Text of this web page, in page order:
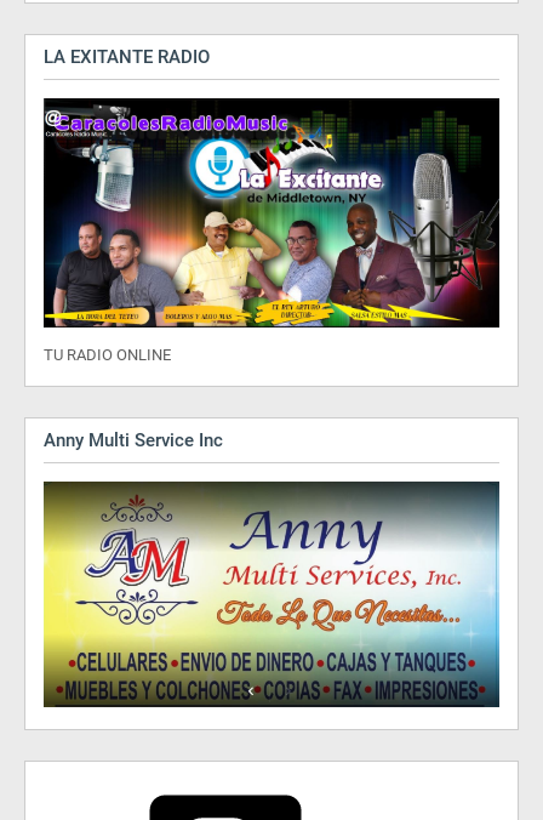
LA EXITANTE RADIO
TU RADIO ONLINE
Anny Multi Service Inc